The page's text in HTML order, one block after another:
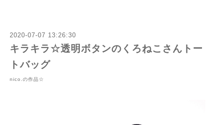
2020-07-07 13:26:30
キラキラ☆透明ボタンのくろねこさんトー
トバッグ
nico.の作品☆